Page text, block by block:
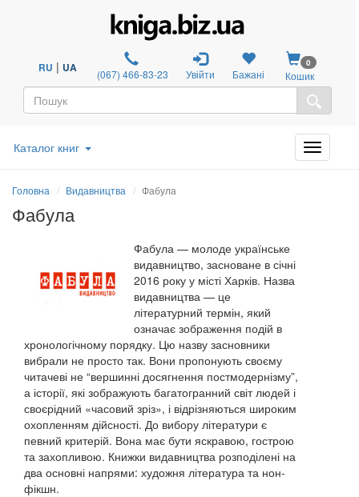
RU | UA (067) 466-83-23 Увійти Бажані
0
Кошик
Каталог книг
Головна Видавництва Фабула
Фабула
Фабула — молоде українське
видавництво, засноване в січні
2016 року у місті Харків. Назва
видавництва — це
літературний термін, який
означає зображення подій в
хронологічному порядку. Цю назву засновники
вибрали не просто так. Вони пропонують своєму
читачеві не “вершинні досягнення постмодернізму”,
а історії, які зображують багатогранний світ людей і
своєрідний «часовий зріз», і відрізняються широким
охопленням дійсності. До вибору літератури є
певний критерій. Вона має бути яскравою, гострою
та захопливою. Книжки видавництва розподілені на
два основні напрями: художня література та нон-
фікшн.